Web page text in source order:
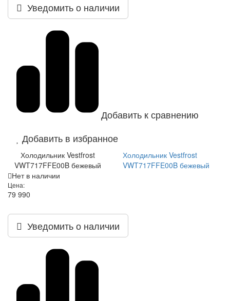
Уведомить о наличии
Добавить к сравнению
Добавить в избранное
Холодильник Vestfrost
VWT717FFE00B бежевый
Холодильник Vestfrost
VWT717FFE00B бежевый
Нет в наличии
Цена:
79 990
Уведомить о наличии